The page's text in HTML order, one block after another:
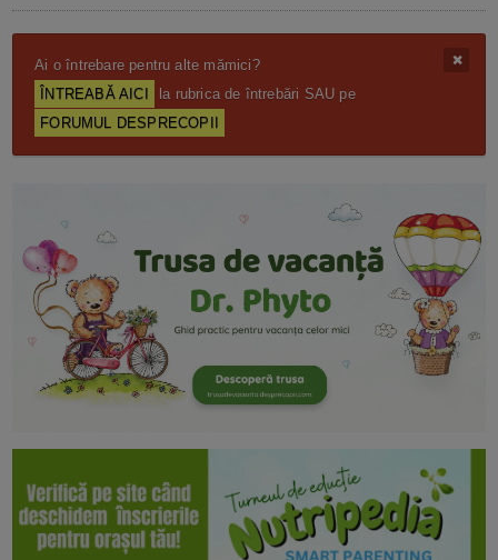
Ai o întrebare pentru alte mămici?
ÎNTREABĂ AICI
la rubrica de întrebări SAU pe
FORUMUL DESPRECOPII